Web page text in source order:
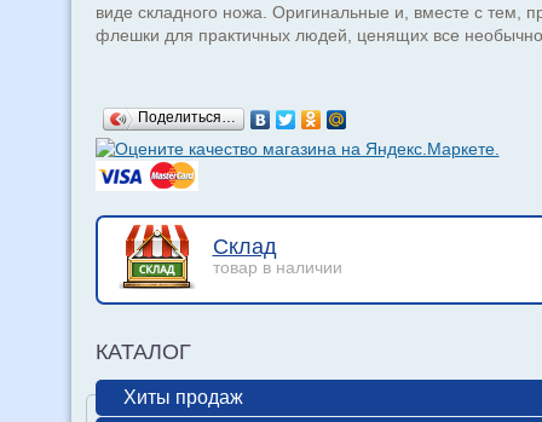
виде складного ножа. Оригинальные и, вместе с тем,
флешки для практичных людей, ценящих все
Поделиться…
Склад
товар в наличии
КАТАЛОГ
Хиты продаж